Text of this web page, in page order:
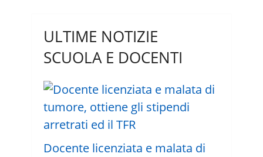
ULTIME NOTIZIE
SCUOLA E DOCENTI
Docente licenziata e malata di